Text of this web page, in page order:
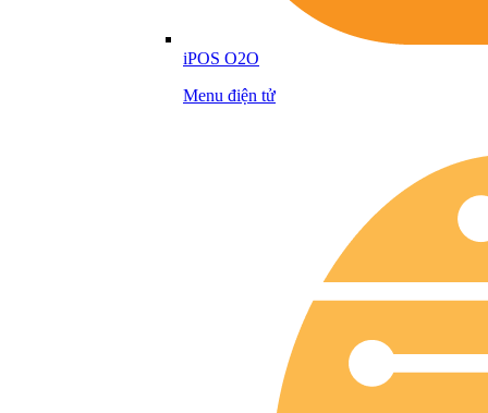
iPOS O2O
Menu điện tử